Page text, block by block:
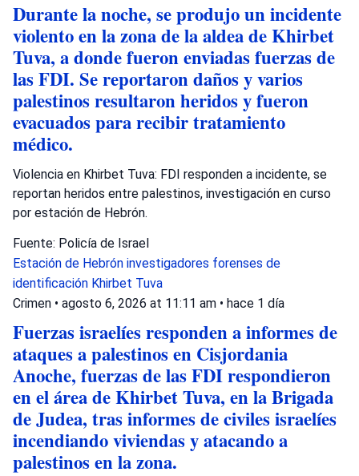
Durante la noche, se produjo un incidente
violento en la zona de la aldea de Khirbet
Tuva, a donde fueron enviadas fuerzas de
las FDI. Se reportaron daños y varios
palestinos resultaron heridos y fueron
evacuados para recibir tratamiento
médico.
Violencia en Khirbet Tuva: FDI responden a incidente, se
reportan heridos entre palestinos, investigación en curso
por estación de Hebrón.
Fuente: Policía de Israel
Estación de Hebrón investigadores forenses de
identificación Khirbet Tuva
Crimen • agosto 6, 2026 at 11:11 am • hace 1 día
Fuerzas israelíes responden a informes de
ataques a palestinos en Cisjordania
Anoche, fuerzas de las FDI respondieron
en el área de Khirbet Tuva, en la Brigada
de Judea, tras informes de civiles israelíes
incendiando viviendas y atacando a
palestinos en la zona.